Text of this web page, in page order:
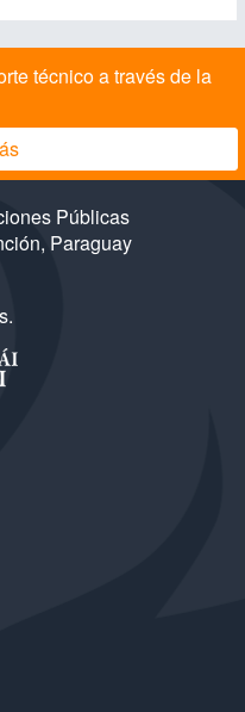
técnico a través de la
Públicas
Paraguay